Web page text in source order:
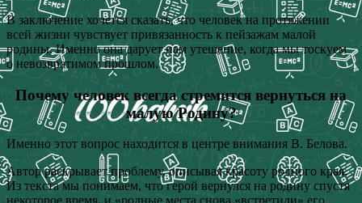
В заключение хочется сказать, что человек на протяжении
всей жизни чувствует привязанность к пейзажам малой
родины. Именно она дарует нам утешение, когда мы тоскуем
о невозвратимом прошлом.
Почему человек всегда стремится вернуться на
малую Родину?
Именно этот вопрос находится в центре внимания В. Белова.
Автор раскрывает проблему, описывая красоту родного края.
Из текста мы понимаем, что герой вернулся на родину спустя